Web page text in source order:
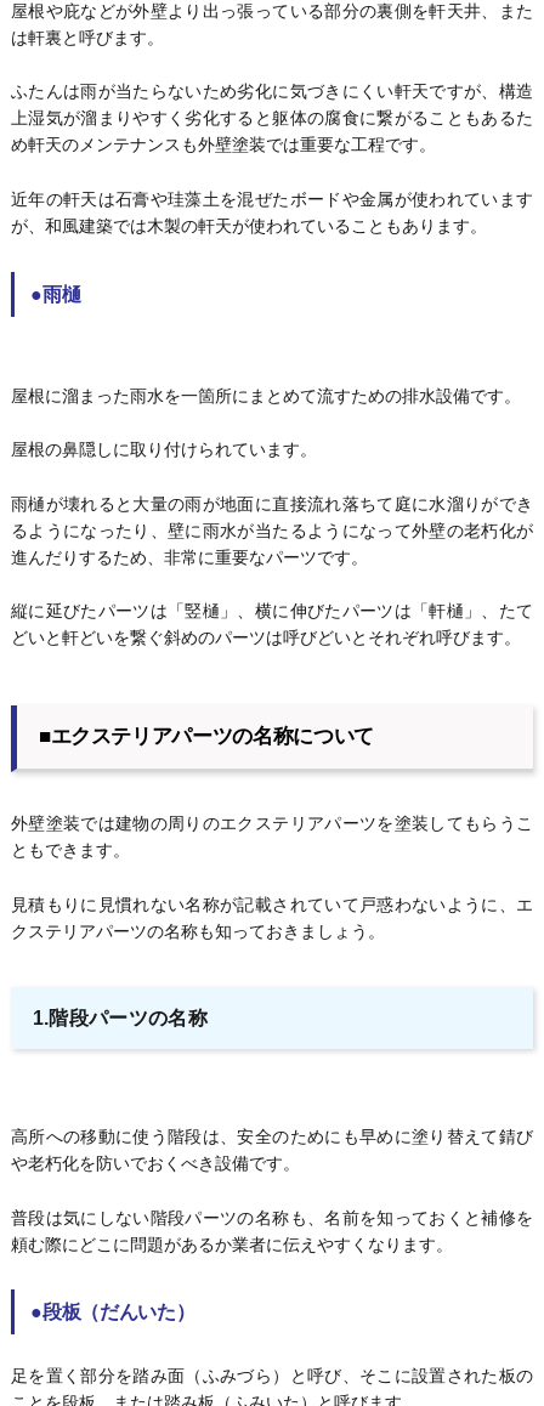
屋根や庇などが外壁より出っ張っている部分の裏側を軒天井、また
は軒裏と呼びます。
ふたんは雨が当たらないため劣化に気づきにくい軒天ですが、構造
上湿気が溜まりやすく劣化すると躯体の腐食に繋がることもあるた
め軒天のメンテナンスも外壁塗装では重要な工程です。
近年の軒天は石膏や珪藻土を混ぜたボードや金属が使われています
が、和風建築では木製の軒天が使われていることもあります。
●雨樋
屋根に溜まった雨水を一箇所にまとめて流すための排水設備です。
屋根の鼻隠しに取り付けられています。
雨樋が壊れると大量の雨が地面に直接流れ落ちて庭に水溜りができ
るようになったり、壁に雨水が当たるようになって外壁の老朽化が
進んだりするため、非常に重要なパーツです。
縦に延びたパーツは「竪樋」、横に伸びたパーツは「軒樋」、たて
どいと軒どいを繋ぐ斜めのパーツは呼びどいとそれぞれ呼びます。
■エクステリアパーツの名称について
外壁塗装では建物の周りのエクステリアパーツを塗装してもらうこ
ともできます。
見積もりに見慣れない名称が記載されていて戸惑わないように、エ
クステリアパーツの名称も知っておきましょう。
1.階段パーツの名称
高所への移動に使う階段は、安全のためにも早めに塗り替えて錆び
や老朽化を防いでおくべき設備です。
普段は気にしない階段パーツの名称も、名前を知っておくと補修を
頼む際にどこに問題があるか業者に伝えやすくなります。
●段板（だんいた）
足を置く部分を踏み面（ふみづら）と呼び、そこに設置された板の
ことを段板、または踏み板（ふみいた）と呼びます。